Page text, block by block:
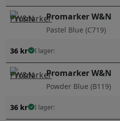
Promarker W&N
Pastel Blue (C719)
36 kr I lager:
Promarker W&N
Powder Blue (B119)
36 kr I lager: